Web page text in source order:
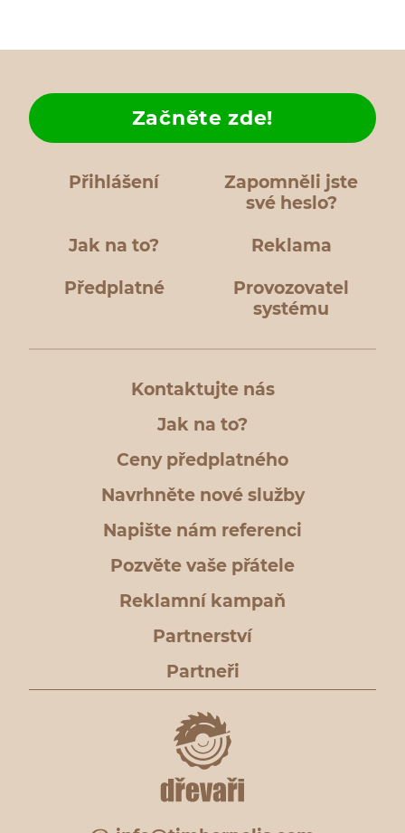
Přihlášení
Zapomněli jste
své heslo?
Jak na to?
Začněte zde!
Reklama
Předplatné
Provozovatel
systému
Kontaktujte nás
Jak na to?
Ceny předplatného
Navrhněte nové služby
Napište nám referenci
Pozvěte vaše přátele
Reklamní kampaň
Partnerství
Partneři